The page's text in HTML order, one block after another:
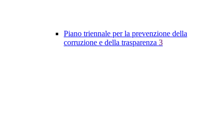
Piano triennale per la prevenzione della
corruzione e della trasparenza 3